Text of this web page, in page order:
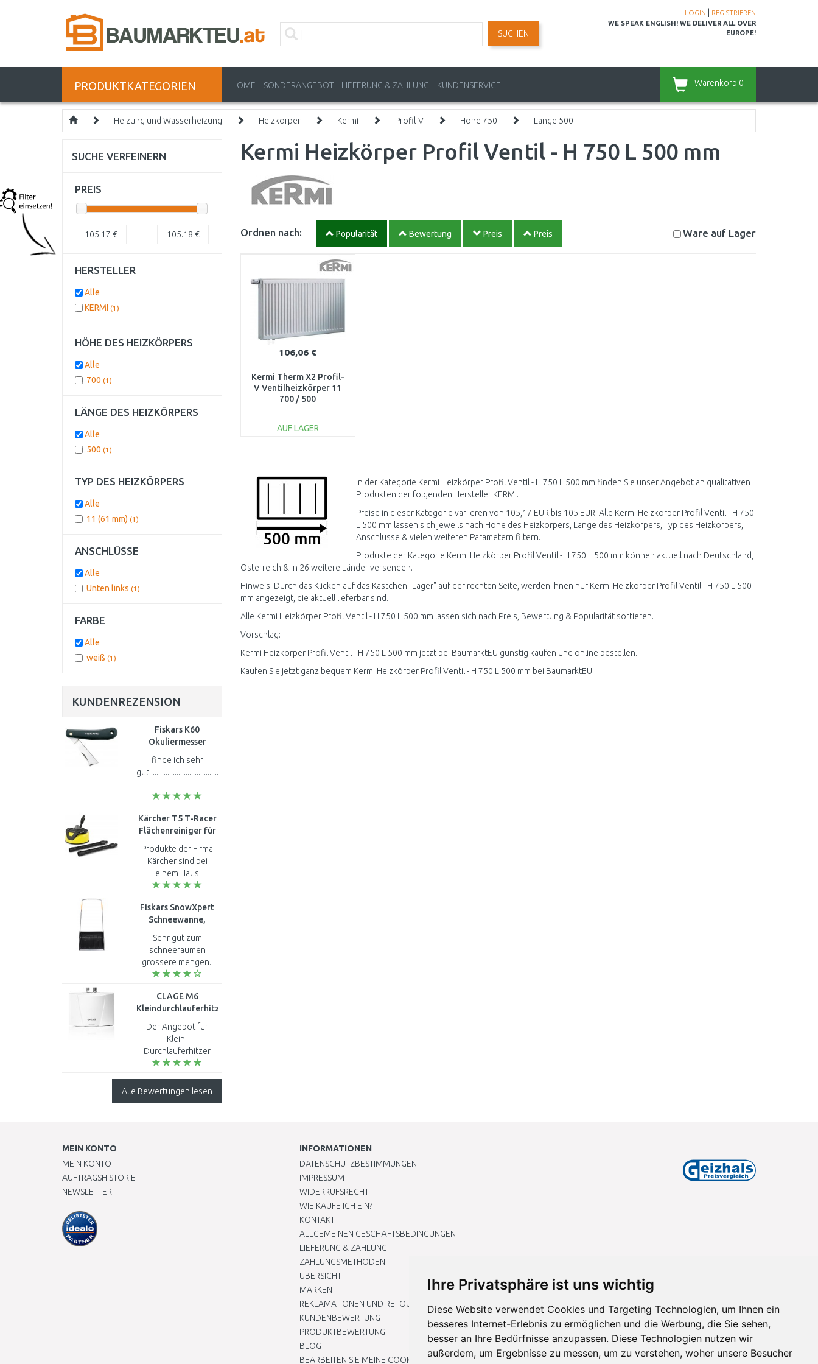
Ihre Privatsphäre ist uns wichtig
Diese Website verwendet Cookies und Targeting Technologien, um Ihnen ein
besseres Internet-Erlebnis zu ermöglichen und die Werbung, die Sie sehen,
besser an Ihre Bedürfnisse anzupassen. Diese Technologien nutzen wir
außerdem, um Ergebnisse zu messen, um zu verstehen, woher unsere Besucher
LOGIN
REGISTRIEREN
WE SPEAK ENGLISH! WE DELIVER ALL OVER
EUROPE!
SUCHEN
PRODUKTKATEGORIEN HOME SONDERANGEBOT LIEFERUNG & ZAHLUNG KUNDENSERVICE Warenkorb 0
Heizung und Wasserheizung Heizkörper Kermi Profil-V Höhe 750 Länge 500
Kermi Heizkörper Profil Ventil - H 750 L 500 mm
Ordnen nach: Popularität Bewertung Preis Preis Ware auf Lager
106,06 €
Kermi Therm X2 Profil-
V Ventilheizkörper 11
700 / 500
AUF LAGER
Vergleichen
In der Kategorie Kermi Heizkörper Profil Ventil - H 750 L 500 mm finden Sie unser Angebot an qualitativen
Produkten der folgenden Hersteller:KERMI.
Preise in dieser Kategorie variieren von 105,17 EUR bis 105 EUR. Alle Kermi Heizkörper Profil Ventil - H 750
L 500 mm lassen sich jeweils nach Höhe des Heizkörpers, Länge des Heizkörpers, Typ des Heizkörpers,
Anschlüsse & vielen weiteren Parametern filtern.
Produkte der Kategorie Kermi Heizkörper Profil Ventil - H 750 L 500 mm können aktuell nach Deutschland,
Österreich & in 26 weitere Länder versenden.
Hinweis: Durch das Klicken auf das Kästchen "Lager" auf der rechten Seite, werden Ihnen nur Kermi Heizkörper Profil Ventil - H 750 L 500
mm angezeigt, die aktuell lieferbar sind.
Alle Kermi Heizkörper Profil Ventil - H 750 L 500 mm lassen sich nach Preis, Bewertung & Popularität sortieren.
Vorschlag:
Kermi Heizkörper Profil Ventil - H 750 L 500 mm jetzt bei BaumarktEU günstig kaufen und online bestellen.
Kaufen Sie jetzt ganz bequem Kermi Heizkörper Profil Ventil - H 750 L 500 mm bei BaumarktEU.
SUCHE VERFEINERN
PREIS
105.17 € 105.18 €
HERSTELLER
Alle
KERMI (1)
HÖHE DES HEIZKÖRPERS
Alle
700 (1)
LÄNGE DES HEIZKÖRPERS
Alle
500 (1)
TYP DES HEIZKÖRPERS
Alle
11 (61 mm) (1)
ANSCHLÜSSE
Alle
Unten links (1)
FARBE
Alle
weiß (1)
KUNDENREZENSION
Fiskars K60
Okuliermesser
17cm, (125900)
1001625
finde ich sehr
gut............................................
Kärcher T5 T-Racer
Flächenreiniger für
K2-K7 2.644-084.0
Produkte der Firma
Kärcher sind bei
einem Haus
unentbehrlich! ..
Fiskars SnowXpert
Schneewanne,
Breite: 720 mm
(143021) 1003470
Sehr gut zum
schneeräumen
grössere mengen..
CLAGE M6
Kleindurchlauferhitzer
5,7 kW 230 V 1500-
17006
Der Angebot für
Klein-
Durchlauferhitzer
Clage M6 hydraulisch
bestens die ich
Alle Bewertungen lesen
MEIN KONTO
MEIN KONTO
AUFTRAGSHISTORIE
NEWSLETTER
INFORMATIONEN
DATENSCHUTZBESTIMMUNGEN
IMPRESSUM
WIDERRUFSRECHT
WIE KAUFE ICH EIN?
KONTAKT
ALLGEMEINEN GESCHÄFTSBEDINGUNGEN
LIEFERUNG & ZAHLUNG
ZAHLUNGSMETHODEN
ÜBERSICHT
MARKEN
REKLAMATIONEN UND RETOUREN
KUNDENBEWERTUNG
PRODUKTBEWERTUNG
BLOG
BEARBEITEN SIE MEINE COOKIE-EINSTELLUNGEN